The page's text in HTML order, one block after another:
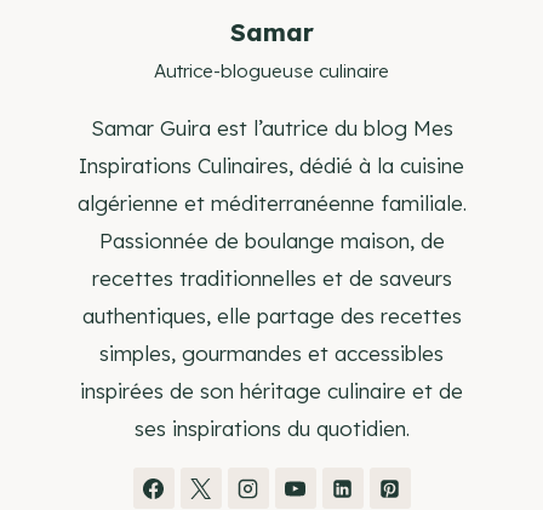
Samar
Autrice-blogueuse culinaire
Samar Guira est l’autrice du blog Mes
Inspirations Culinaires, dédié à la cuisine
algérienne et méditerranéenne familiale.
Passionnée de boulange maison, de
recettes traditionnelles et de saveurs
authentiques, elle partage des recettes
simples, gourmandes et accessibles
inspirées de son héritage culinaire et de
ses inspirations du quotidien.